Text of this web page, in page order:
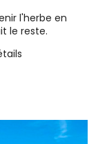
l'herbe en
le reste.